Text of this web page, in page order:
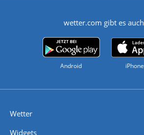
wetter.com gibt es
Android
Wetter
Widgets